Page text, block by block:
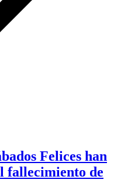
Felices han
fallecimiento de